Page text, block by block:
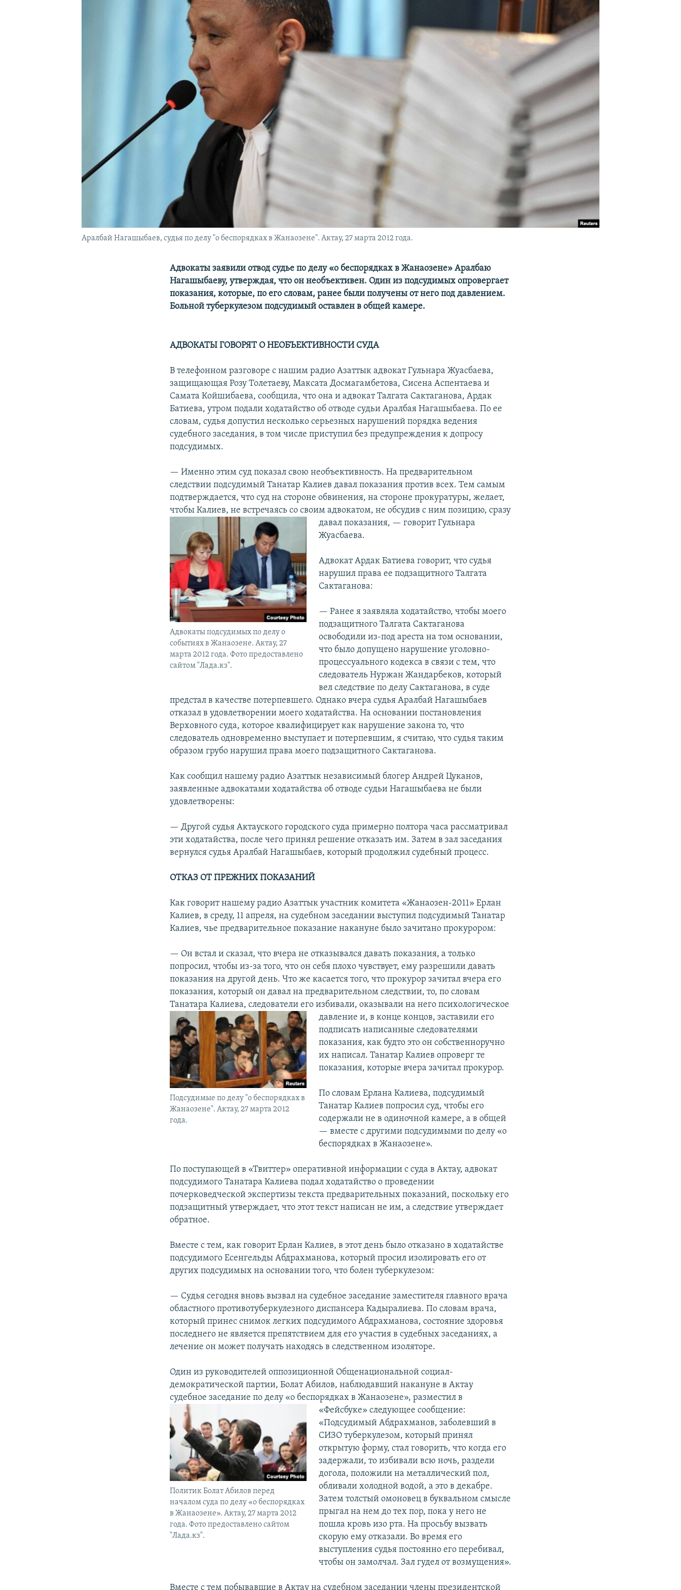
Аралбай Нагашыбаев, судья по делу "о беспорядках в Жанаозене". Актау, 27 марта 2012 года.
Адвокаты заявили отвод судье по делу «о беспорядках в Жанаозене» Аралбаю
Нагашыбаеву, утверждая, что он необъективен. Один из подсудимых опровергает
показания, которые, по его словам, ранее были получены от него под давлением.
Больной туберкулезом подсудимый оставлен в общей камере.
АДВОКАТЫ ГОВОРЯТ О НЕОБЪЕКТИВНОСТИ СУДА
В телефонном разговоре с нашим радио Азаттык адвокат Гульнара Жуасбаева,
защищающая Розу Толетаеву, Максата Досмагамбетова, Сисена Аспентаева и
Самата Койшибаева, сообщила, что она и адвокат Талгата Сактаганова, Ардак
Батиева, утром подали ходатайство об отводе судьи Аралбая Нагашыбаева. По ее
словам, судья допустил несколько серьезных нарушений порядка ведения
судебного заседания, в том числе приступил без предупреждения к допросу
подсудимых.
— Именно этим суд показал свою необъективность. На предварительном
следствии подсудимый Танатар Калиев давал показания против всех. Тем самым
подтверждается, что суд на стороне обвинения, на стороне прокуратуры, желает,
чтобы Калиев, не встречаясь со своим адвокатом, не обсудив с ним позицию, сразу
Адвокаты подсудимых по делу о
событиях в Жанаозене. Актау, 27
марта 2012 года. Фото предоставлено
сайтом "Лада.кз".
давал показания, — говорит Гульнара
Жуасбаева.
Адвокат Ардак Батиева говорит, что судья
нарушил права ее подзащитного Талгата
Сактаганова:
— Ранее я заявляла ходатайство, чтобы моего
подзащитного Талгата Сактаганова
освободили из-под ареста на том основании,
что было допущено нарушение уголовно-
процессуального кодекса в связи с тем, что
следователь Нуржан Жандарбеков, который
вел следствие по делу Сактаганова, в суде
предстал в качестве потерпевшего. Однако вчера судья Аралбай Нагашыбаев
отказал в удовлетворении моего ходатайства. На основании постановления
Верховного суда, которое квалифицирует как нарушение закона то, что
следователь одновременно выступает и потерпевшим, я считаю, что судья таким
образом грубо нарушил права моего подзащитного Сактаганова.
Как сообщил нашему радио Азаттык независимый блогер Андрей Цуканов,
заявленные адвокатами ходатайства об отводе судьи Нагашыбаева не были
удовлетворены:
— Другой судья Актауского городского суда примерно полтора часа рассматривал
эти ходатайства, после чего принял решение отказать им. Затем в зал заседания
вернулся судья Аралбай Нагашыбаев, который продолжил судебный процесс.
ОТКАЗ ОТ ПРЕЖНИХ ПОКАЗАНИЙ
Как говорит нашему радио Азаттык участник комитета «Жанаозен-2011» Ерлан
Калиев, в среду, 11 апреля, на судебном заседании выступил подсудимый Танатар
Калиев, чье предварительное показание накануне было зачитано прокурором:
— Он встал и сказал, что вчера не отказывался давать показания, а только
попросил, чтобы из-за того, что он себя плохо чувствует, ему разрешили давать
показания на другой день. Что же касается того, что прокурор зачитал вчера его
показания, который он давал на предварительном следствии, то, по словам
Танатара Калиева, следователи его избивали, оказывали на него психологическое
Подсудимые по делу "о беспорядках в
Жанаозене". Актау, 27 марта 2012
года.
давление и, в конце концов, заставили его
подписать написанные следователями
показания, как будто это он собственноручно
их написал. Танатар Калиев опроверг те
показания, которые вчера зачитал прокурор.
По словам Ерлана Калиева, подсудимый
Танатар Калиев попросил суд, чтобы его
содержали не в одиночной камере, а в общей
— вместе с другими подсудимыми по делу «о
беспорядках в Жанаозене».
По поступающей в «Твиттер» оперативной информации с суда в Актау, адвокат
подсудимого Танатара Калиева подал ходатайство о проведении
почерковедческой экспертизы текста предварительных показаний, поскольку его
подзащитный утверждает, что этот текст написан не им, а следствие утверждает
обратное.
Вместе с тем, как говорит Ерлан Калиев, в этот день было отказано в ходатайстве
подсудимого Есенгельды Абдрахманова, который просил изолировать его от
других подсудимых на основании того, что болен туберкулезом:
— Судья сегодня вновь вызвал на судебное заседание заместителя главного врача
областного противотуберкулезного диспансера Кадыралиева. По словам врача,
который принес снимок легких подсудимого Абдрахманова, состояние здоровья
последнего не является препятствием для его участия в судебных заседаниях, а
лечение он может получать находясь в следственном изоляторе.
Один из руководителей оппозиционной Общенациональной социал-
демократической партии, Болат Абилов, наблюдавший накануне в Актау
судебное заседание по делу «о беспорядках в Жанаозене», разместил в
«Фейсбуке» следующее сообщение:
Политик Болат Абилов перед
началом суда по делу «о беспорядках
в Жанаозене». Актау, 27 марта 2012
года. Фото предоставлено сайтом
"Лада.кз".
«Подсудимый Абдрахманов, заболевший в
СИЗО туберкулезом, который принял
открытую форму, стал говорить, что когда его
задержали, то избивали всю ночь, раздели
догола, положили на металлический пол,
обливали холодной водой, а это в декабре.
Затем толстый омоновец в буквальном смысле
прыгал на нем до тех пор, пока у него не
пошла кровь изо рта. На просьбу вызвать
скорую ему отказали. Во время его
выступления судья постоянно его перебивал,
чтобы он замолчал. Зал гудел от возмущения».
Вместе с тем побывавшие в Актау на судебном заседании члены президентской